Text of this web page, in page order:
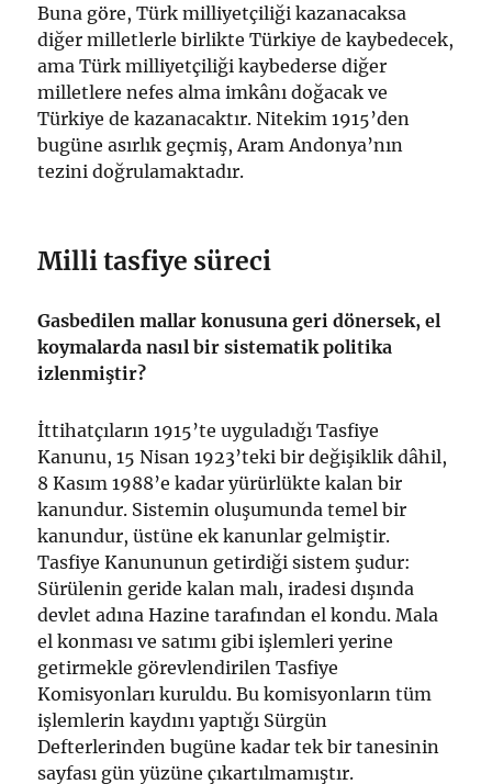
Buna göre, Türk milliyetçiliği kazanacaksa
diğer milletlerle birlikte Türkiye de kaybedecek,
ama Türk milliyetçiliği kaybederse diğer
milletlere nefes alma imkânı doğacak ve
Türkiye de kazanacaktır. Nitekim 1915’den
bugüne asırlık geçmiş, Aram Andonya’nın
tezini doğrulamaktadır.
Milli tasfiye süreci
Gasbedilen mallar konusuna geri dönersek, el
koymalarda nasıl bir sistematik politika
izlenmiştir?
İttihatçıların 1915’te uyguladığı Tasfiye
Kanunu, 15 Nisan 1923’teki bir değişiklik dâhil,
8 Kasım 1988’e kadar yürürlükte kalan bir
kanundur. Sistemin oluşumunda temel bir
kanundur, üstüne ek kanunlar gelmiştir.
Tasfiye Kanununun getirdiği sistem şudur:
Sürülenin geride kalan malı, iradesi dışında
devlet adına Hazine tarafından el kondu. Mala
el konması ve satımı gibi işlemleri yerine
getirmekle görevlendirilen Tasfiye
Komisyonları kuruldu. Bu komisyonların tüm
işlemlerin kaydını yaptığı Sürgün
Defterlerinden bugüne kadar tek bir tanesinin
sayfası gün yüzüne çıkartılmamıştır.